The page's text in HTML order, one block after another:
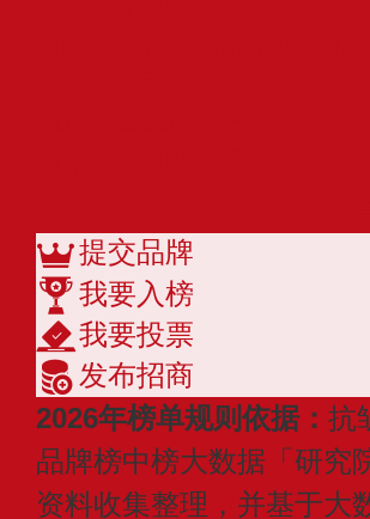
提交品牌
我要入榜
我要投票
发布招商
2026年榜单规则依据： 抗
品牌榜中榜大数据「研究
资料收集整理，并基于大